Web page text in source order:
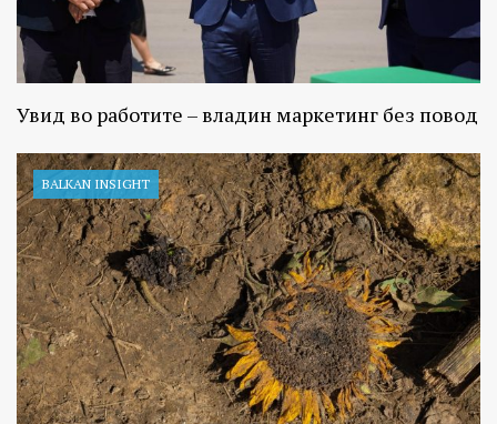
Увид во работите – владин маркетинг без повод
BALKAN INSIGHT